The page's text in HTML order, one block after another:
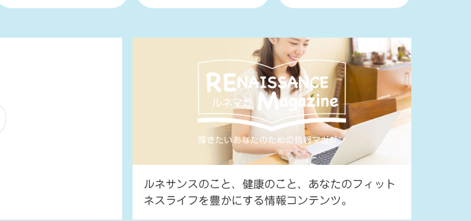
ルネサンスのこと、健康のこと、あなたのフィット
ネスライフを豊かにする情報コンテンツ。